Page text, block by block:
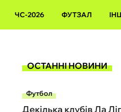
ЧС-2026 ФУТЗАЛ
ОСТАННІ НОВИНИ
Футбол
Декілька клубів Ла